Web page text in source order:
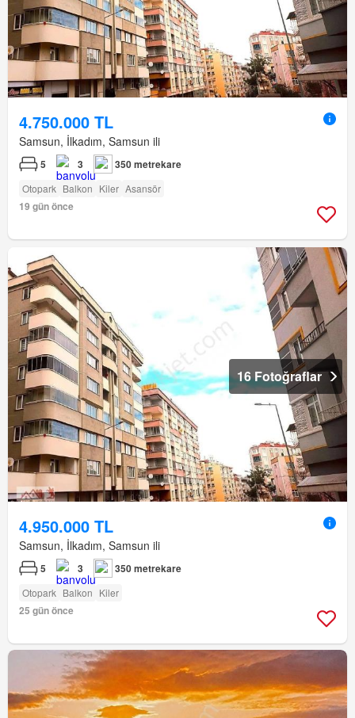
4.750.000 TL
Samsun, İlkadım, Samsun ili
5 3 350 metrekare
Otopark Balkon Kiler Asansör
19 gün önce
16 Fotoğraflar
4.950.000 TL
Samsun, İlkadım, Samsun ili
5 3 350 metrekare
Otopark Balkon Kiler
25 gün önce